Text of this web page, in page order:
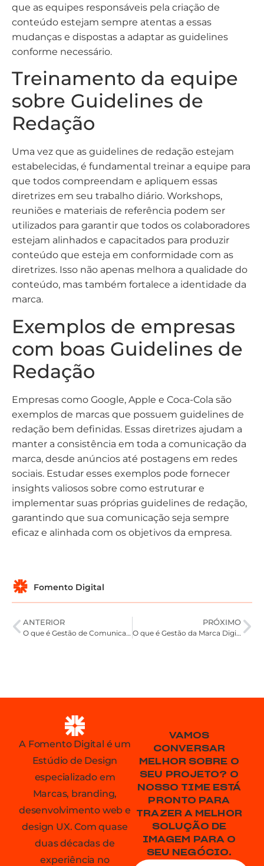
que as equipes responsáveis pela criação de
conteúdo estejam sempre atentas a essas
mudanças e dispostas a adaptar as guidelines
conforme necessário.
Treinamento da equipe
sobre Guidelines de
Redação
Uma vez que as guidelines de redação estejam
estabelecidas, é fundamental treinar a equipe para
que todos compreendam e apliquem essas
diretrizes em seu trabalho diário. Workshops,
reuniões e materiais de referência podem ser
utilizados para garantir que todos os colaboradores
estejam alinhados e capacitados para produzir
conteúdo que esteja em conformidade com as
diretrizes. Isso não apenas melhora a qualidade do
conteúdo, mas também fortalece a identidade da
marca.
Exemplos de empresas
com boas Guidelines de
Redação
Empresas como Google, Apple e Coca-Cola são
exemplos de marcas que possuem guidelines de
redação bem definidas. Essas diretrizes ajudam a
manter a consistência em toda a comunicação da
marca, desde anúncios até postagens em redes
sociais. Estudar esses exemplos pode fornecer
insights valiosos sobre como estruturar e
implementar suas próprias guidelines de redação,
garantindo que sua comunicação seja sempre
eficaz e alinhada com os objetivos da empresa.
Fomento Digital
ANTERIOR
O que é Gestão de Comunicações
PRÓXIMO
O que é Gestão da Marca Digital
A Fomento Digital é um
Estúdio de Design
especializado em
Marcas, branding,
desenvolvimento web e
design UX. Com quase
duas décadas de
experiência no
VAMOS
CONVERSAR
MELHOR SOBRE O
SEU PROJETO? O
NOSSO TIME ESTÁ
PRONTO PARA
TRAZER A MELHOR
SOLUÇÃO DE
IMAGEM PARA O
SEU NEGÓCIO.